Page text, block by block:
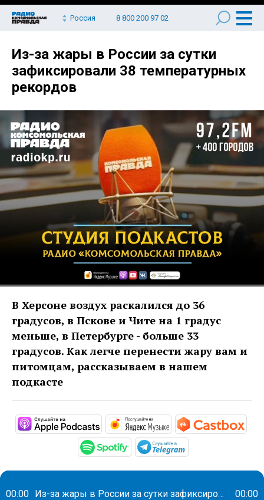
Россия 8 800 200 97 02
Из-за жары в России за сутки
зафиксировали 38 температурных
рекордов
В Херсоне воздух раскалился до 36
градусов, в Пскове и Чите на 1 градус
меньше, в Петербурге - больше 33
градусов. Как легче перенести жару вам и
питомцам, рассказываем в нашем
подкасте
https://podcasts.apple.com/ru/
https://
https://open.spotify.com/
00:00 Из-за жары в России за сутки зафиксировали 38 температурных рекордов 00:00